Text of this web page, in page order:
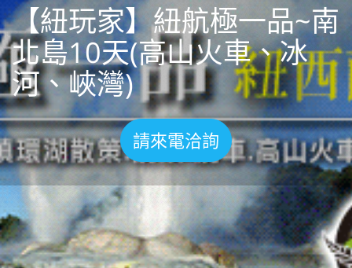
【紐玩家】紐航極一品~南
北島10天(高山火車、冰
河、峽灣)
請來電洽詢